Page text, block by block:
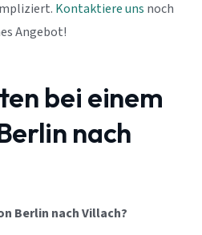
Kontaktiere uns noch
Angebot!
bei einem
nach
Berlin nach Villach?